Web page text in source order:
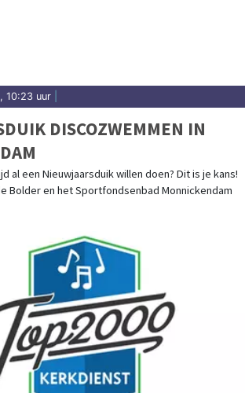
10:23 uur
DISCOZWEMMEN IN
al een Nieuwjaarsduik willen doen? Dit is je kans!
Bolder en het Sportfondsenbad Monnickendam